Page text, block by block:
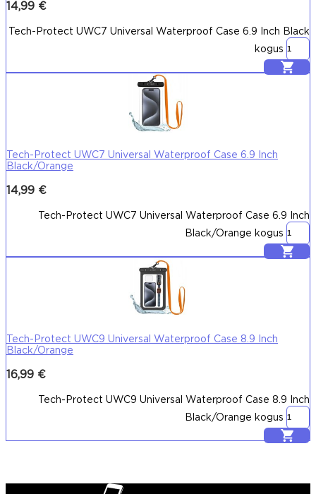
14,99 €
Tech-Protect UWC7 Universal Waterproof Case 6.9 Inch Black
kogus
Lisa korvi
Tech-Protect UWC7 Universal Waterproof Case 6.9 Inch
Black/Orange
14,99 €
Tech-Protect UWC7 Universal Waterproof Case 6.9 Inch
Black/Orange kogus
Lisa korvi
Tech-Protect UWC9 Universal Waterproof Case 8.9 Inch
Black/Orange
16,99 €
Tech-Protect UWC9 Universal Waterproof Case 8.9 Inch
Black/Orange kogus
Lisa korvi